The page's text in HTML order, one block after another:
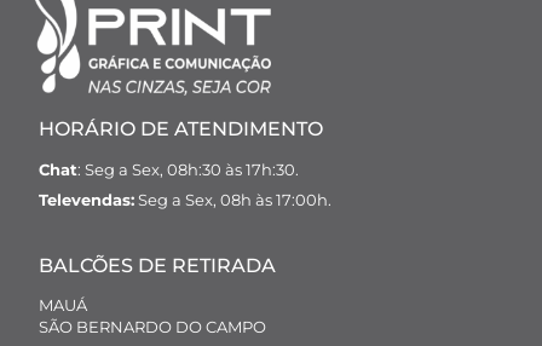
HORÁRIO DE ATENDIMENTO
Chat: Seg a Sex, 08h:30 às 17h:30.
Televendas:Seg a Sex, 08h às 17:00h.
BALCÕES DE RETIRADA
MAUÁ
SÃO BERNARDO DO CAMPO